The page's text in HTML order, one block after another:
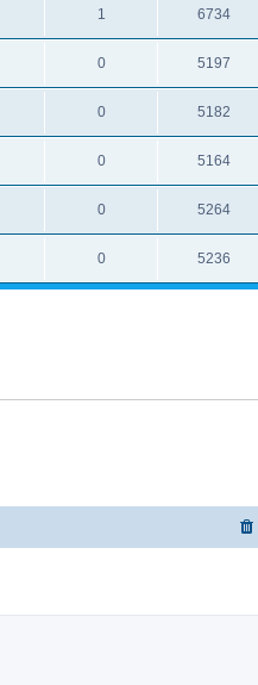
1 6734
0 5197
0 5182
0 5164
0 5264
0 5236